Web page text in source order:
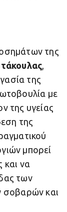
της
,
της
με
της υγείας
της
μπορεί
και να
των
σοβαρών και